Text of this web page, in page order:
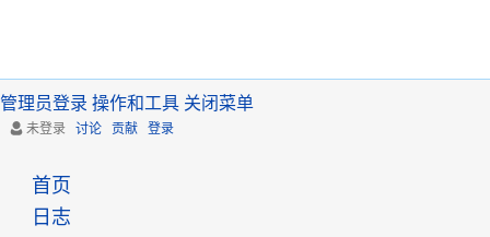
管理员登录 操作和工具 关闭菜单
未登录 讨论 贡献 登录
首页
日志